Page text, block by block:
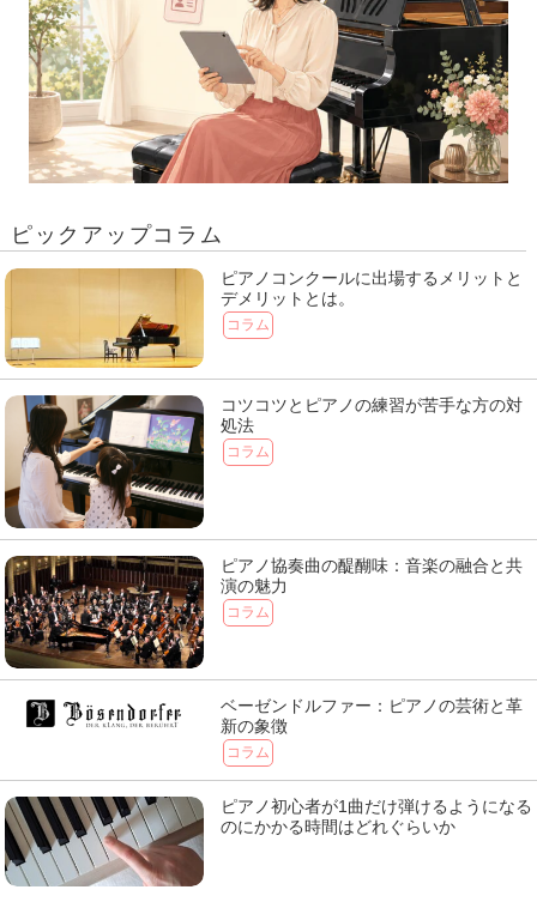
ピックアップコラム
ピアノコンクールに出場するメリットと
デメリットとは。
コラム
コツコツとピアノの練習が苦手な方の対
処法
コラム
ピアノ協奏曲の醍醐味：音楽の融合と共
演の魅力
コラム
ベーゼンドルファー：ピアノの芸術と革
新の象徴
コラム
ピアノ初心者が1曲だけ弾けるようになる
のにかかる時間はどれぐらいか